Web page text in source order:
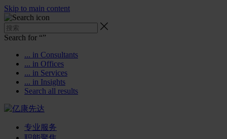
Skip to main content
Search for “”
... in Consultants
... in Offices
... in Services
... in Insights
Search all results
专业服务